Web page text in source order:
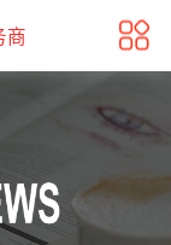
唯更懂生意”
商